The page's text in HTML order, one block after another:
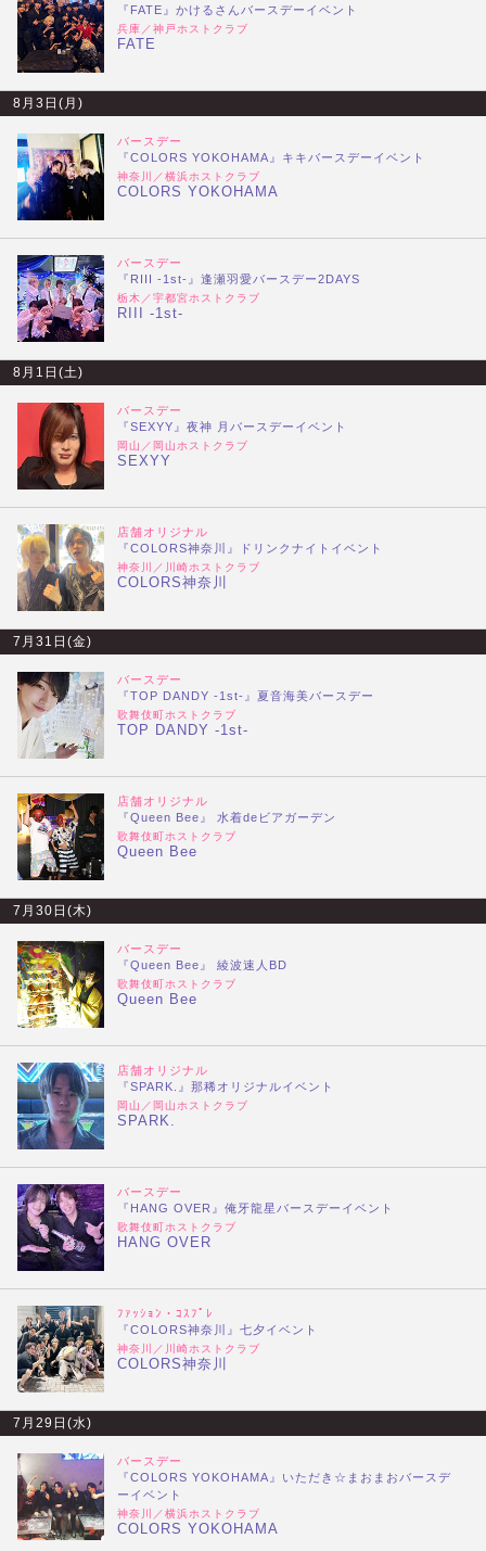
『FATE』かけるさんバースデーイベント
兵庫／神戸ホストクラブ
FATE
8月3日(月)
バースデー
『COLORS YOKOHAMA』キキバースデーイベント
神奈川／横浜ホストクラブ
COLORS YOKOHAMA
バースデー
『RIII -1st-』逢瀬羽愛バースデー2DAYS
栃木／宇都宮ホストクラブ
RIII -1st-
8月1日(土)
バースデー
『SEXYY』夜神 月バースデーイベント
岡山／岡山ホストクラブ
SEXYY
店舗オリジナル
『COLORS神奈川』ドリンクナイトイベント
神奈川／川崎ホストクラブ
COLORS神奈川
7月31日(金)
バースデー
『TOP DANDY -1st-』夏音海美バースデー
歌舞伎町ホストクラブ
TOP DANDY -1st-
店舗オリジナル
『Queen Bee』 水着deビアガーデン
歌舞伎町ホストクラブ
Queen Bee
7月30日(木)
バースデー
『Queen Bee』 綾波速人BD
歌舞伎町ホストクラブ
Queen Bee
店舗オリジナル
『SPARK.』那稀オリジナルイベント
岡山／岡山ホストクラブ
SPARK.
バースデー
『HANG OVER』俺牙龍星バースデーイベント
歌舞伎町ホストクラブ
HANG OVER
ﾌｧｯｼｮﾝ・ｺｽﾌﾟﾚ
『COLORS神奈川』七夕イベント
神奈川／川崎ホストクラブ
COLORS神奈川
7月29日(水)
バースデー
『COLORS YOKOHAMA』いただき☆まおまおバースデ
ーイベント
神奈川／横浜ホストクラブ
COLORS YOKOHAMA